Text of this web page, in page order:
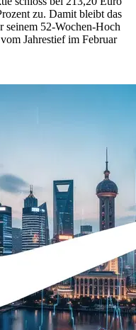
zu. Damit bleibt das
seinem 52-Wochen-Hoch
Jahrestief im Februar